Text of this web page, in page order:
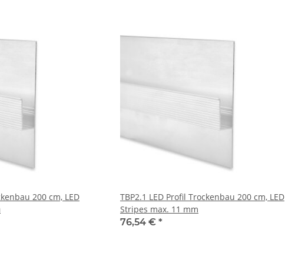
200 cm, LED
TBP2.1 LED Profil Trockenbau 200 cm, LED
Stripes max. 11 mm
76,54 € *